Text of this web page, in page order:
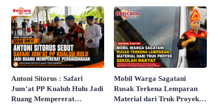
Antoni Sitorus : Safari
Jum’at PP Kualuh Hulu Jadi
Ruang Mempererat
Mobil Warga Sagatani
Rusak Terkena Lemparan
Material dari Truk Proyek